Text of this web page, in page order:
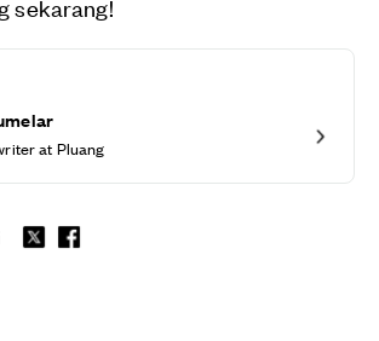
sekarang!
at Pluang